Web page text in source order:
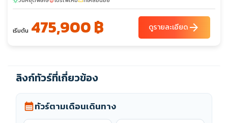
เริ่มต้น 475,900 ฿ ดูรายละเอียดarrow_forward
ลิงก์ทัวร์ที่เกี่ยวข้อง
calendar_monthทัวร์ตามเดือนเดินทาง